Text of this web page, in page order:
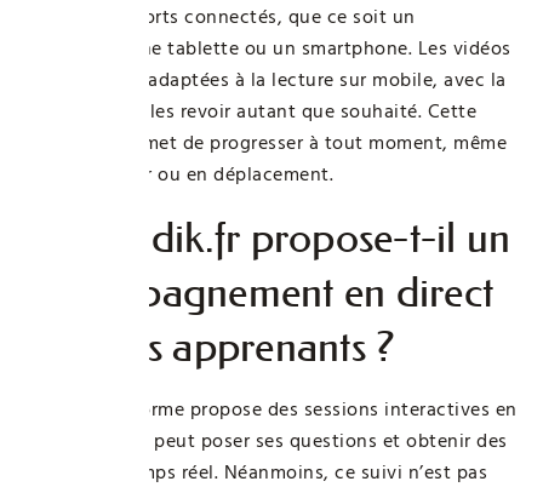
tous les supports connectés, que ce soit un
ordinateur, une tablette ou un smartphone. Les vidéos
sont courtes, adaptées à la lecture sur mobile, avec la
possibilité de les revoir autant que souhaité. Cette
flexibilité permet de progresser à tout moment, même
sur le chantier ou en déplacement.
Bricoludik.fr propose-t-il un
accompagnement en direct
pour les apprenants ?
Oui, la plateforme propose des sessions interactives en
direct, où l’on peut poser ses questions et obtenir des
retours en temps réel. Néanmoins, ce suivi n’est pas